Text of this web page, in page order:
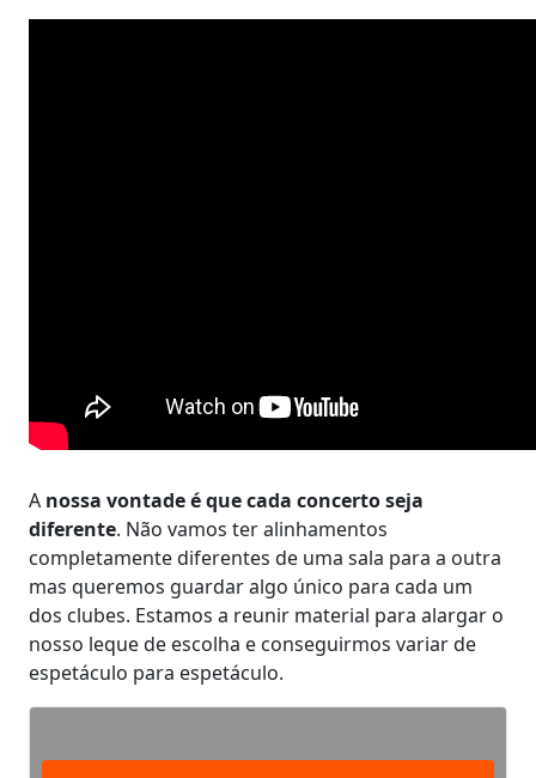
A nossa vontade é que cada concerto seja
diferente. Não vamos ter alinhamentos
completamente diferentes de uma sala para a outra
mas queremos guardar algo único para cada um
dos clubes. Estamos a reunir material para alargar o
nosso leque de escolha e conseguirmos variar de
espetáculo para espetáculo.